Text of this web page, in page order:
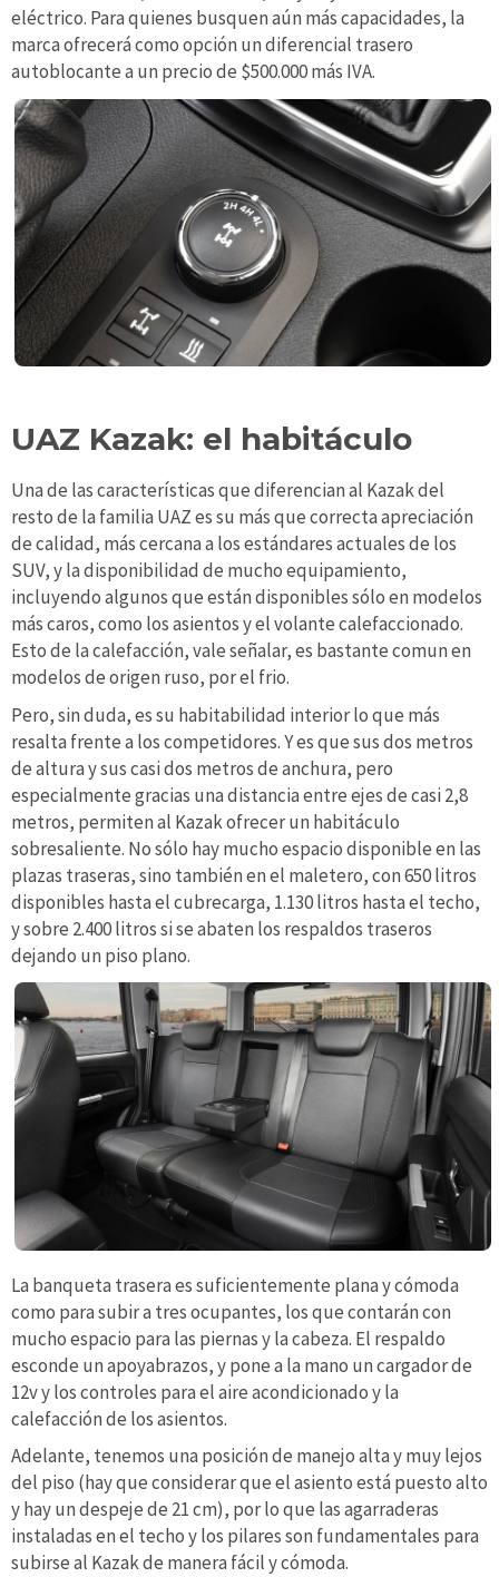
eléctrico. Para quienes busquen aún más capacidades, la
marca ofrecerá como opción un diferencial trasero
autoblocante a un precio de $500.000 más IVA.
UAZ Kazak: el habitáculo
Una de las características que diferencian al Kazak del
resto de la familia UAZ es su más que correcta apreciación
de calidad, más cercana a los estándares actuales de los
SUV, y la disponibilidad de mucho equipamiento,
incluyendo algunos que están disponibles sólo en modelos
más caros, como los asientos y el volante calefaccionado.
Esto de la calefacción, vale señalar, es bastante comun en
modelos de origen ruso, por el frio.
Pero, sin duda, es su habitabilidad interior lo que más
resalta frente a los competidores. Y es que sus dos metros
de altura y sus casi dos metros de anchura, pero
especialmente gracias una distancia entre ejes de casi 2,8
metros, permiten al Kazak ofrecer un habitáculo
sobresaliente. No sólo hay mucho espacio disponible en las
plazas traseras, sino también en el maletero, con 650 litros
disponibles hasta el cubrecarga, 1.130 litros hasta el techo,
y sobre 2.400 litros si se abaten los respaldos traseros
dejando un piso plano.
La banqueta trasera es suficientemente plana y cómoda
como para subir a tres ocupantes, los que contarán con
mucho espacio para las piernas y la cabeza. El respaldo
esconde un apoyabrazos, y pone a la mano un cargador de
12v y los controles para el aire acondicionado y la
calefacción de los asientos.
Adelante, tenemos una posición de manejo alta y muy lejos
del piso (hay que considerar que el asiento está puesto alto
y hay un despeje de 21 cm), por lo que las agarraderas
instaladas en el techo y los pilares son fundamentales para
subirse al Kazak de manera fácil y cómoda.